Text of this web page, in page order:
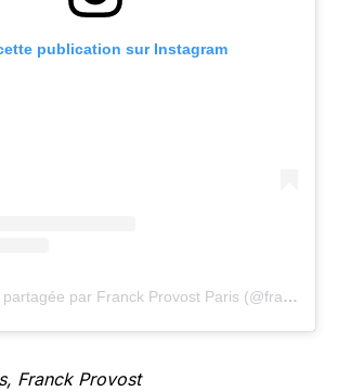
publication sur Instagram
Une publication partagée par Franck Provost Paris (@franckprovostparis)
Franck Provost